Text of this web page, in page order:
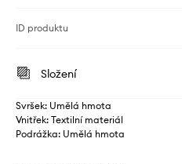
ID produktu
Složení
Svršek: Umělá hmota
Vnitřek: Textilní materiál
Podrážka: Umělá hmota